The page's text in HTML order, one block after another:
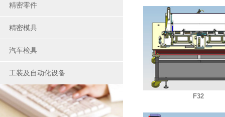
精密零件
精密模具
汽车检具
工装及自动化设备
F32